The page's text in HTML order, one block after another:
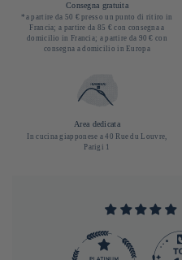
Consegna gratuita
*a partire da 50 € presso un punto di ritiro in
Francia; a partire da 85 € con consegna a
domicilio in Francia; a partire da 90 € con
consegna a domicilio in Europa
Area dedicata
In cucina giapponese a 40 Rue du Louvre,
Parigi 1